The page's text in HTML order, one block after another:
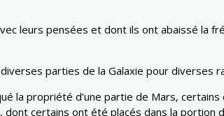
leurs pensées et dont ils ont abaissé la
parties de la Galaxie pour diverses
la propriété d’une partie de Mars,
certains ont été placés dans la